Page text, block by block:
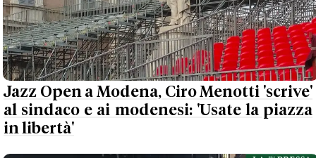
Jazz Open a Modena, Ciro Menotti 'scrive'
al sindaco e ai modenesi: 'Usate la piazza
in libertà'